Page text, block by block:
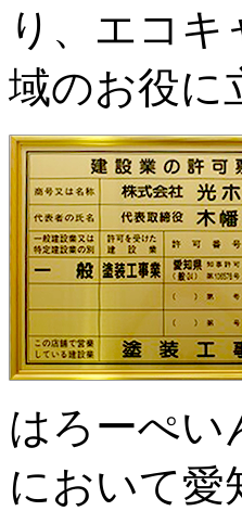
り、エコ
域のお役に
はろーぺい
において愛